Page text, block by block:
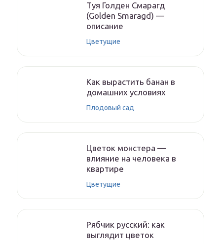
Туя Голден Смарагд
(Golden Smaragd) —
описание
Цветущие
Как вырастить банан в
домашних условиях
Плодовый сад
Цветок монстера —
влияние на человека в
квартире
Цветущие
Рябчик русский: как
выглядит цветок